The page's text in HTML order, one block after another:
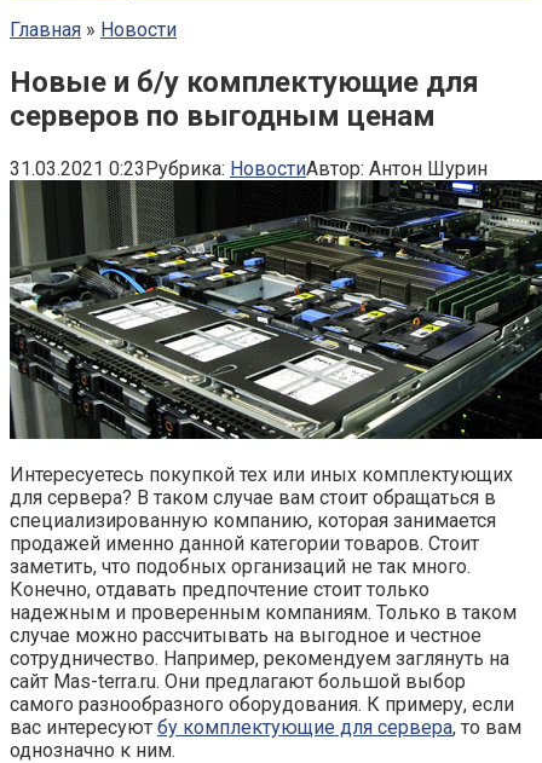
Главная » Новости
Новые и б/у комплектующие для
серверов по выгодным ценам
31.03.2021 0:23Рубрика: НовостиАвтор: Антон Шурин
Интересуетесь покупкой тех или иных комплектующих
для сервера? В таком случае вам стоит обращаться в
специализированную компанию, которая занимается
продажей именно данной категории товаров. Стоит
заметить, что подобных организаций не так много.
Конечно, отдавать предпочтение стоит только
надежным и проверенным компаниям. Только в таком
случае можно рассчитывать на выгодное и честное
сотрудничество. Например, рекомендуем заглянуть на
сайт Mas-terra.ru. Они предлагают большой выбор
самого разнообразного оборудования. К примеру, если
вас интересуют бу комплектующие для сервера, то вам
однозначно к ним.